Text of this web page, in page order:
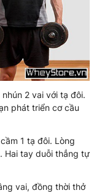
2 vai với tạ đôi.
phát triển cơ cầu
1 tạ đôi. Lòng
Hai tay duỗi thẳng tự
vai, đồng thời thở